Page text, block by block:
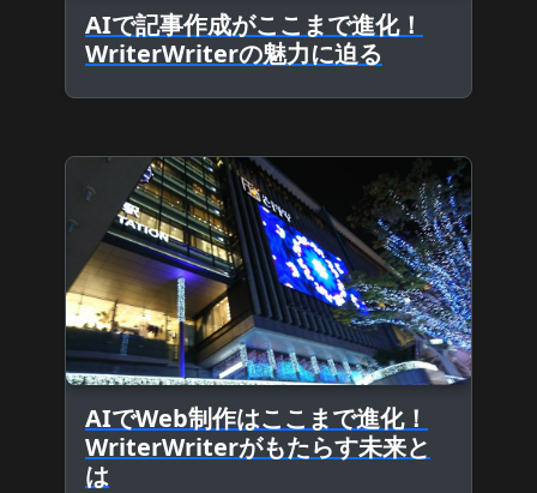
AIで記事作成がここまで進化！
WriterWriterの魅力に迫る
AIでWeb制作はここまで進化！
WriterWriterがもたらす未来と
は